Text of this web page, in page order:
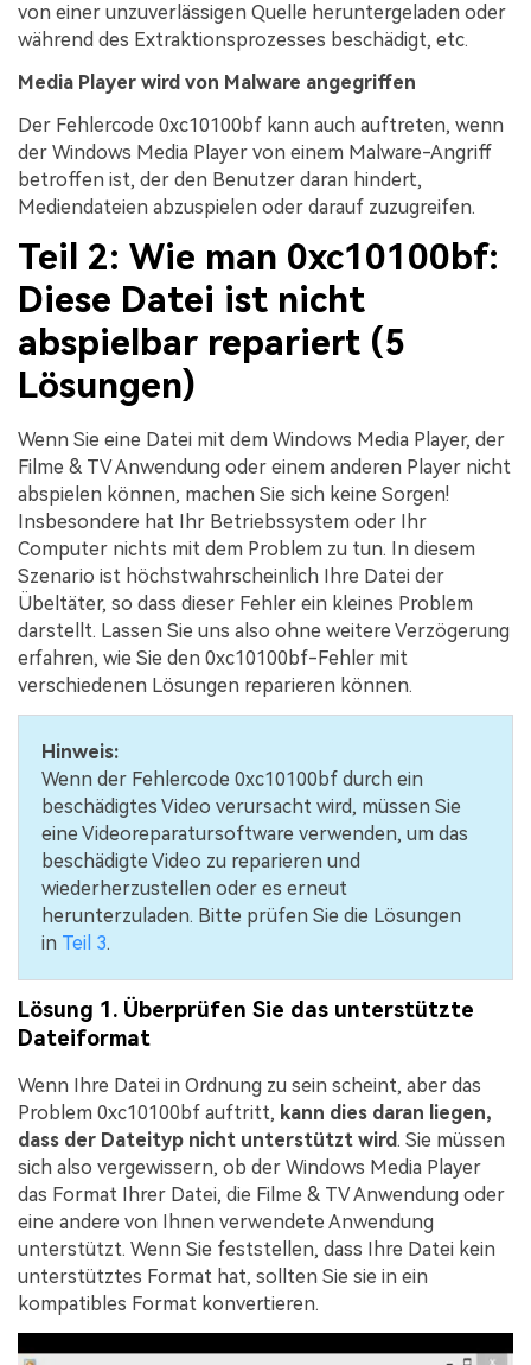
von einer unzuverlässigen Quelle heruntergeladen oder
während des Extraktionsprozesses beschädigt, etc.
Media Player wird von Malware angegriffen
Der Fehlercode 0xc10100bf kann auch auftreten, wenn
der Windows Media Player von einem Malware-Angriff
betroffen ist, der den Benutzer daran hindert,
Mediendateien abzuspielen oder darauf zuzugreifen.
Teil 2: Wie man 0xc10100bf:
Diese Datei ist nicht
abspielbar repariert (5
Lösungen)
Wenn Sie eine Datei mit dem Windows Media Player, der
Filme & TV Anwendung oder einem anderen Player nicht
abspielen können, machen Sie sich keine Sorgen!
Insbesondere hat Ihr Betriebssystem oder Ihr
Computer nichts mit dem Problem zu tun. In diesem
Szenario ist höchstwahrscheinlich Ihre Datei der
Übeltäter, so dass dieser Fehler ein kleines Problem
darstellt. Lassen Sie uns also ohne weitere Verzögerung
erfahren, wie Sie den 0xc10100bf-Fehler mit
verschiedenen Lösungen reparieren können.
Hinweis:
Wenn der Fehlercode 0xc10100bf durch ein
beschädigtes Video verursacht wird, müssen Sie
eine Videoreparatursoftware verwenden, um das
beschädigte Video zu reparieren und
wiederherzustellen oder es erneut
herunterzuladen. Bitte prüfen Sie die Lösungen
in Teil 3.
Lösung 1. Überprüfen Sie das unterstützte
Dateiformat
Wenn Ihre Datei in Ordnung zu sein scheint, aber das
Problem 0xc10100bf auftritt, kann dies daran liegen,
dass der Dateityp nicht unterstützt wird . Sie müssen
sich also vergewissern, ob der Windows Media Player
das Format Ihrer Datei, die Filme & TV Anwendung oder
eine andere von Ihnen verwendete Anwendung
unterstützt. Wenn Sie feststellen, dass Ihre Datei kein
unterstütztes Format hat, sollten Sie sie in ein
kompatibles Format konvertieren.